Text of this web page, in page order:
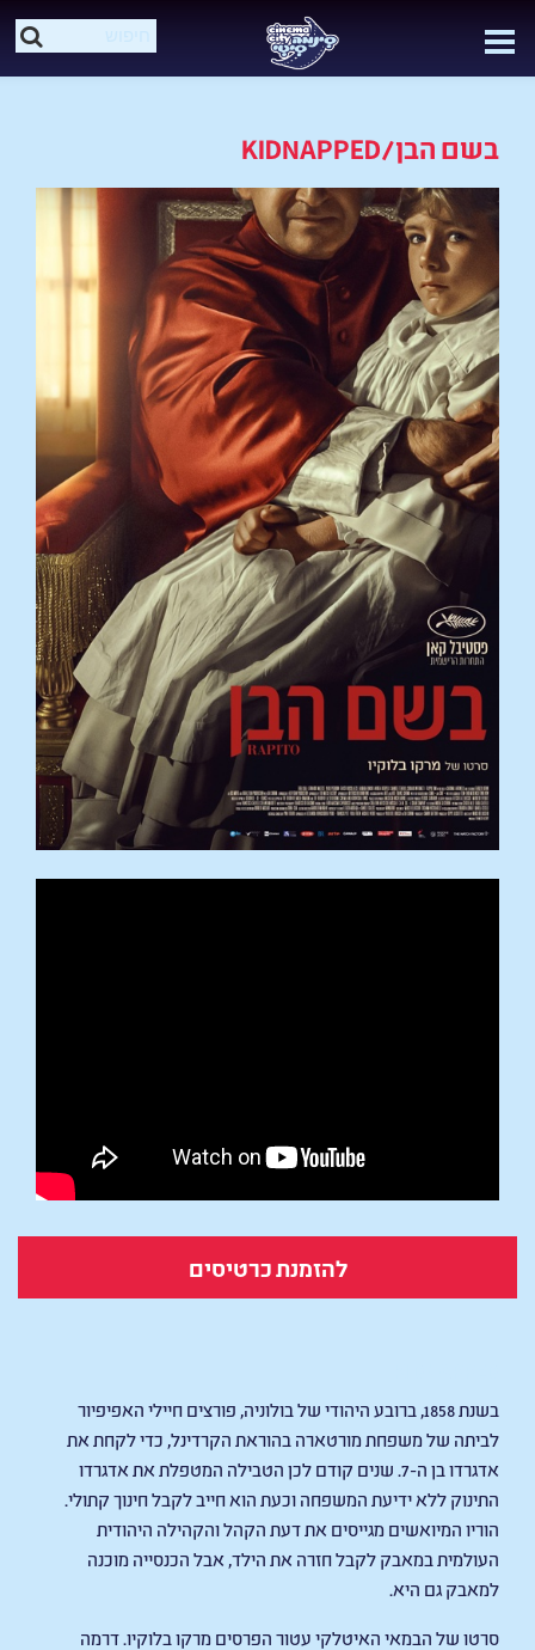
בשם הבן/KIDNAPPED
להזמנת כרטיסים
בשנת 1858, ברובע היהודי של בולוניה, פורצים חיילי האפיפיור
לביתה של משפחת מורטארה בהוראת הקרדינל, כדי לקחת את
אדגרדו בן ה-7. שנים קודם לכן הטבילה המטפלת את אדגרדו
התינוק ללא ידיעת המשפחה וכעת הוא חייב לקבל חינוך קתולי.
הוריו המיואשים מגייסים את דעת הקהל והקהילה היהודית
העולמית במאבק לקבל חזרה את הילד, אבל הכנסייה מוכנה
למאבק גם היא.
סרטו של הבמאי האיטלקי עטור הפרסים מרקו בלוקיו. דרמה